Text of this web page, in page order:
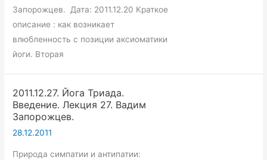
Запорожцев. Дата: 2011.12.20 Краткое
описание : как возникает
влюбленность с позиции аксиоматики
йоги. Вторая
2011.12.27. Йога Триада.
Введение. Лекция 27. Вадим
Запорожцев.
28.12.2011
Природа симпатии и антипатии: